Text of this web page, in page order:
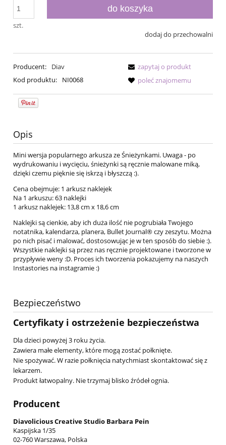
szt.
do koszyka
dodaj do przechowalni
Producent:
Diav
Kod produktu:
NI0068
zapytaj o produkt
poleć znajomemu
Opis
Mini wersja popularnego arkusza ze Śnieżynkami. Uwaga - po
wydrukowaniu i wycięciu, śnieżynki są ręcznie malowane miką,
dzięki czemu pięknie się iskrzą i błyszczą :).
Cena obejmuje: 1 arkusz naklejek
Na 1 arkuszu: 63 naklejki
1 arkusz naklejek: 13,8 cm x 18,6 cm
Naklejki są cienkie, aby ich duża ilość nie pogrubiała Twojego
notatnika, kalendarza, planera, Bullet Journal® czy zeszytu. Można
po nich pisać i malować, dostosowując je w ten sposób do siebie :).
Wszystkie naklejki są przez nas ręcznie projektowane i tworzone w
przypływie weny :D. Proces ich tworzenia pokazujemy na naszych
Instastories na instagramie :)
Bezpieczeństwo
Certyfikaty i ostrzeżenie bezpieczeństwa
Dla dzieci powyżej 3 roku życia.
Zawiera małe elementy, które mogą zostać połknięte.
Nie spożywać. W razie połknięcia natychmiast skontaktować się z
lekarzem.
Produkt łatwopalny. Nie trzymaj blisko źródeł ognia.
Producent
Diavolicious Creative Studio Barbara Pein
Kaspijska 1/35
02-760 Warszawa, Polska